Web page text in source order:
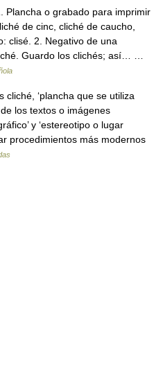
o grabado para imprimir
de cinc, cliché de caucho,
clisé. 2. Negativo de una
Guardo los clichés; así… …
‘plancha que se utiliza
los textos o imágenes
y ‘estereotipo o lugar
procedimientos más modernos